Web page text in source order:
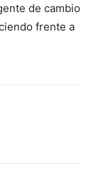
de cambio
frente a